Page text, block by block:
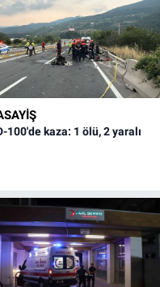
100'de kaza: 1 ölü, 2 yaralı